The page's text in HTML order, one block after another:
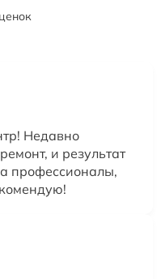
Недавно
и результат
профессионалы,